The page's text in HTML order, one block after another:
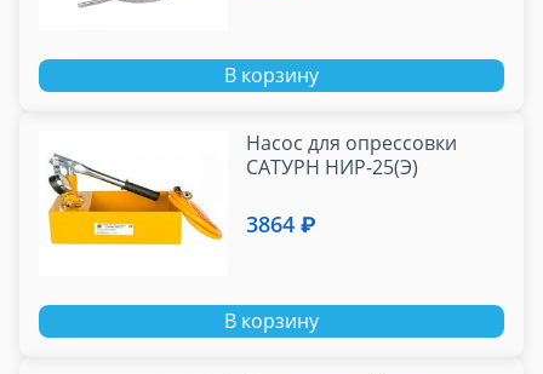
В корзину
Насос для опрессовки
САТУРН НИР-25(Э)
3864 ₽
В корзину